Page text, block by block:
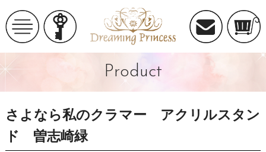
Product
さよなら私のクラマー アクリルスタン
ド 曽志崎緑